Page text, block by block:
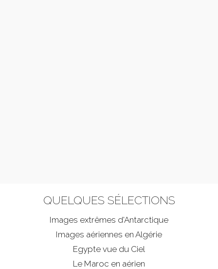
QUELQUES SÉLECTIONS
Images extrêmes d'Antarctique
Images aériennes en Algérie
Egypte vue du Ciel
Le Maroc en aérien